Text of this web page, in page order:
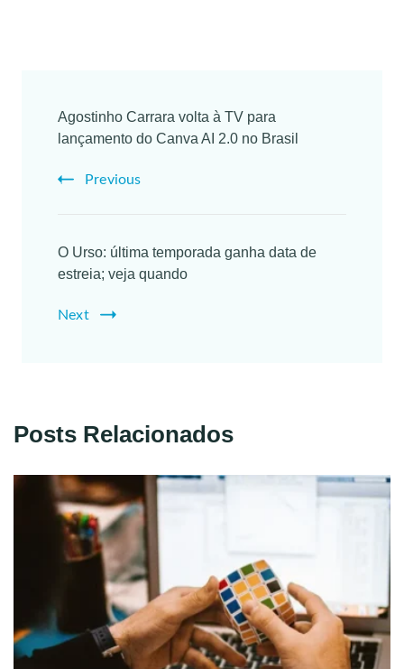
Navigation
Agostinho Carrara volta à TV para
lançamento do Canva AI 2.0 no Brasil
Previous
O Urso: última temporada ganha data de
estreia; veja quando
Next
Posts Relacionados